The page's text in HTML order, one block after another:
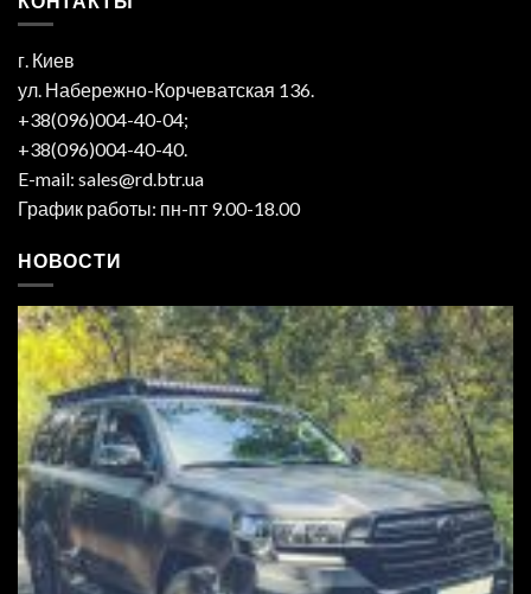
г. Киев
ул. Набережно-Корчеватская 136.
+38(096)004-40-04;
+38(096)004-40-40.
E-mail: sales@rd.btr.ua
График работы: пн-пт 9.00-18.00
НОВОСТИ